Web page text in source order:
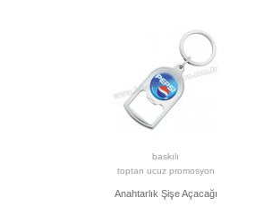
baskılı
toptan ucuz promosyon
Anahtarlık Şişe Açacağı